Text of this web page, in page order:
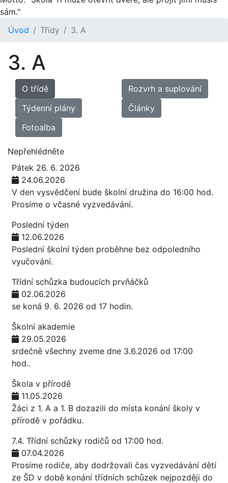
sám."
Úvod
Třídy 3. A
3. A
O třídě
Rozvrh a suplování
Týdenní plány
Články
Fotoalba
Nepřehlédněte
Pátek 26. 6. 2026
24.06.2026
V den vysvědčení bude školní družina do 16:00 hod.
Prosíme o včasné vyzvedávání.
Poslední týden
12.06.2026
Poslední školní týden proběhne bez odpoledního
vyučování.
Třídní schůzka budoucích prvňáčků
02.06.2026
se koná 9. 6. 2026 od 17 hodin.
Školní akademie
29.05.2026
srdečně všechny zveme dne 3.6.2026 od 17:00
hod..
Škola v přírodě
11.05.2026
Žáci z 1. A a 1. B dozazili do místa konání školy v
přírodě v pořádku.
7.4. Třídní schůzky rodičů od 17:00 hod.
07.04.2026
Prosíme rodiče, aby dodržovali čas vyzvedávání dětí
ze ŠD v době konání třídních schůzek nejpozději do